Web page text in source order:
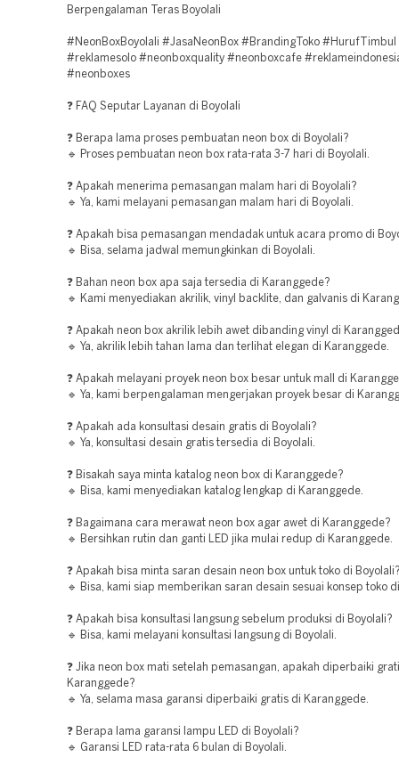
Berpengalaman Teras Boyolali
#NeonBoxBoyolali #JasaNeonBox #BrandingToko #HurufTimbul
#reklamesolo #neonboxquality #neonboxcafe
#neonboxes
❓ FAQ Seputar Layanan di Boyolali
❓ Berapa lama proses pembuatan neon box di Boyolali?
🔹 Proses pembuatan neon box rata-rata 3-7 hari di Boyolali.
❓ Apakah menerima pemasangan malam hari di Boyolali?
🔹 Ya, kami melayani pemasangan malam hari di Boyolali.
❓ Apakah bisa pemasangan mendadak untuk acara promo di
🔹 Bisa, selama jadwal memungkinkan di Boyolali.
❓ Bahan neon box apa saja tersedia di Karanggede?
🔹 Kami menyediakan akrilik, vinyl backlite, dan galvanis di
❓ Apakah neon box akrilik lebih awet dibanding vinyl di
🔹 Ya, akrilik lebih tahan lama dan terlihat elegan di Karanggede.
❓ Apakah melayani proyek neon box besar untuk mall di
🔹 Ya, kami berpengalaman mengerjakan proyek besar di
❓ Apakah ada konsultasi desain gratis di Boyolali?
🔹 Ya, konsultasi desain gratis tersedia di Boyolali.
❓ Bisakah saya minta katalog neon box di Karanggede?
🔹 Bisa, kami menyediakan katalog lengkap di Karanggede.
❓ Bagaimana cara merawat neon box agar awet di Karanggede?
🔹 Bersihkan rutin dan ganti LED jika mulai redup di Karanggede.
❓ Apakah bisa minta saran desain neon box untuk toko di
🔹 Bisa, kami siap memberikan saran desain sesuai konsep toko
❓ Apakah bisa konsultasi langsung sebelum produksi di Boyolali?
🔹 Bisa, kami melayani konsultasi langsung di Boyolali.
❓ Jika neon box mati setelah pemasangan, apakah diperbaiki
Karanggede?
🔹 Ya, selama masa garansi diperbaiki gratis di Karanggede.
❓ Berapa lama garansi lampu LED di Boyolali?
🔹 Garansi LED rata-rata 6 bulan di Boyolali.